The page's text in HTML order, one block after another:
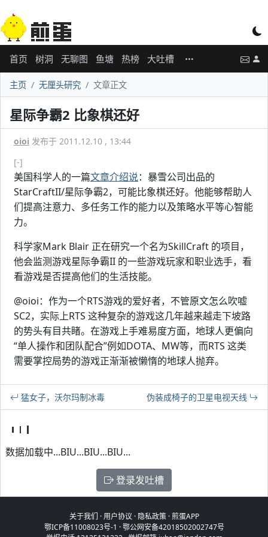
首页 树洞 无聊图 鱼塘 热榜 大吐槽
主页 无厘头研究 文章正文
星际争霸2 比象棋还好
oioi 发布于 2011.12.10 , 13:44
[-]
美国科学人的一篇文章介绍说：暴雪公司出品的
StarCraftII/星际争霸2，可能比象棋还好。他能够帮助人
们提高注意力、多任务工作的能力以及策略水平等心智能
力。
科学家Mark Blair 正在研究一个名为SkillCraft 的项目，
他会监测游戏星际争霸II 的一些游戏玩家和职业选手，看
看游戏是否提高他们的生活技能。
@oioi：作为一个RTS游戏的爱好者，不管原文怎么吹嘘
SC2，实际上RTS 这种复杂的游戏这几年越来越走下坡路
的势头有目共睹。在游戏上手难易度方面，地球人更偏向
“单人操作和团队配合”例如DOTA、MW等，而RTS 这类
需要掌控局势的游戏正渐渐被懒惰的地球人抛弃。
猛女子，沃尔玛制冰毒 伪装成椅子的卫星电视天线
数据加载中...BIU...BIU...BIU...
登录发吐槽
关于我们 ·用户协议 · 隐私政策·煎蛋APP
鄂ICP备11008023号-1 ·鄂公网安备42018502002747号